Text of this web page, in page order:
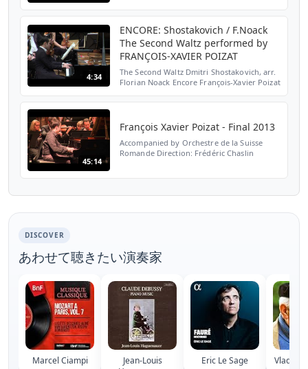
4:34
ENCORE: Shostakovich / F.Noack
The Second Waltz performed by
FRANÇOIS-XAVIER POIZAT
The Second Waltz Dmitri Shostakovich, arr.
Florian Noack Encore François-Xavier Poizat
45:14
François Xavier Poizat - Final 2013
Accompanied by Orchestre de la Suisse
Romande Direction: Frédéric Chaslin
DISCOVER
あわせて聴きたい演奏家
Marcel Ciampi
Jean-Louis
Eric Le Sage Vlado